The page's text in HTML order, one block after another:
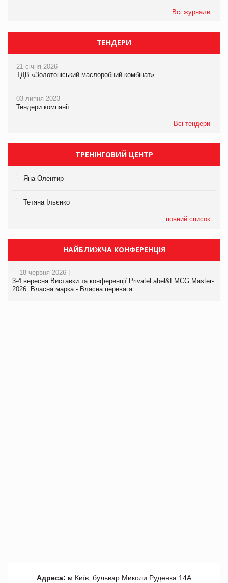
Всі журнали
ТЕНДЕРИ
21 січня 2026
ТДВ «Золотоніський маслоробний комбінат»
03 липня 2023
Тендери компанії
Всі тендери
ТРЕНІНГОВИЙ ЦЕНТР
Яна Олентир
Тетяна Ільєнко
повний список
НАЙБЛИЖЧА КОНФЕРЕНЦІЯ
18 червня 2026 |
3-4 вересня Виставки та конференції PrivateLabel&FMCG Master-
2026: Власна марка - Власна перевага
Адреса: м.Київ, бульвар Миколи Руденка 14А